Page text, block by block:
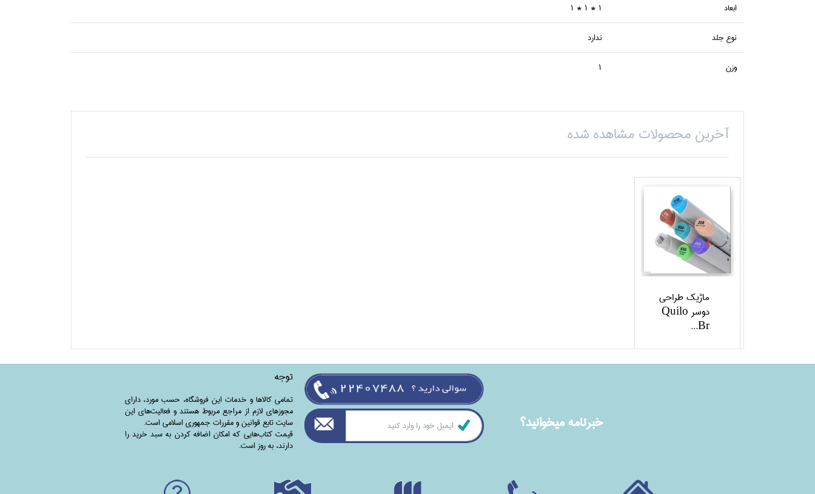
ابعاد 1 * 1 * 1
نوع جلد ندارد
وزن 1
آخرین محصولات مشاهده شده
ماژيك طراحي
دوسر Quilo
Br...
خبرنامه ميخوانيد؟
توجه
تمامی‌ کالاها و خدمات این فروشگاه، حسب مورد،‌ دارای
مجوزهای لازم از مراجع مربوط هستند ‌و‌‌ فعالیت‌های این
سایت تابع قوانین و مقررات جمهوری اسلامی است.
قیمت کتاب‌هایی که امکان اضافه کردن به سبد خرید را
دارند،‌ به روز است.